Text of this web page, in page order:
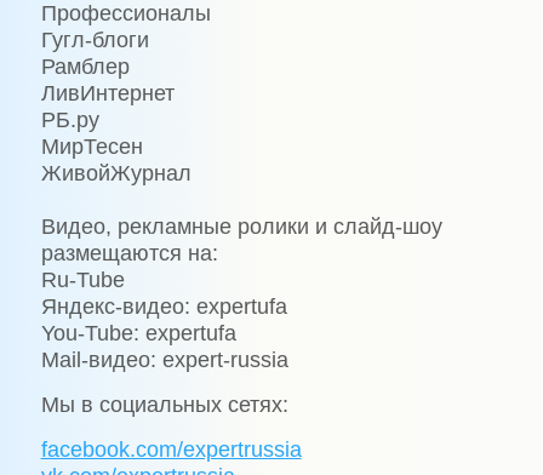
Профессионалы
Гугл-блоги
Рамблер
ЛивИнтернет
РБ.ру
МирТесен
ЖивойЖурнал
Видео, рекламные ролики и слайд-шоу
размещаются на:
Ru-Tube
Яндекс-видео: expertufa
You-Tube: expertufa
Mail-видео: expert-russia
Мы в социальных сетях:
facebook.com/expertrussia